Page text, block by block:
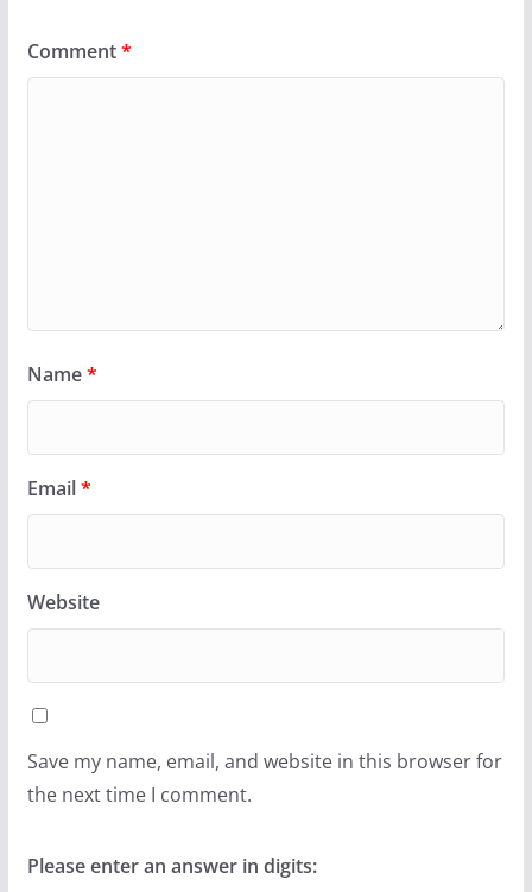
Comment*
Name*
Email*
Website
Save my name, email, and website in this browser for
the next time I comment.
Please enter an answer in digits: